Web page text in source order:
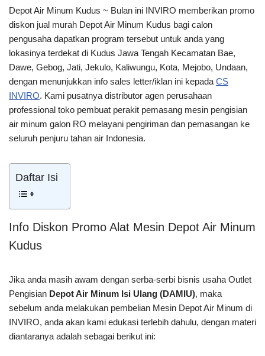
Depot Air Minum Kudus ~ Bulan ini INVIRO memberikan promo
diskon jual murah Depot Air Minum Kudus bagi calon
pengusaha dapatkan program tersebut untuk anda yang
lokasinya terdekat di Kudus Jawa Tengah Kecamatan Bae,
Dawe, Gebog, Jati, Jekulo, Kaliwungu, Kota, Mejobo, Undaan,
dengan menunjukkan info sales letter/iklan ini kepada CS
INVIRO. Kami pusatnya distributor agen perusahaan
professional toko pembuat perakit pemasang mesin pengisian
air minum galon RO melayani pengiriman dan pemasangan ke
seluruh penjuru tahan air Indonesia.
Daftar Isi
Info Diskon Promo Alat Mesin Depot Air Minum
Kudus
Jika anda masih awam dengan serba-serbi bisnis usaha Outlet
Pengisian Depot Air Minum Isi Ulang (DAMIU), maka
sebelum anda melakukan pembelian Mesin Depot Air Minum di
INVIRO, anda akan kami edukasi terlebih dahulu, dengan materi
diantaranya adalah sebagai berikut ini: